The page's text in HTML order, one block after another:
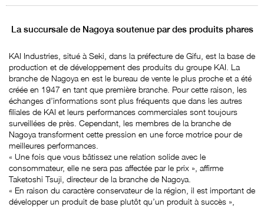
La succursale de Nagoya soutenue par des produits phares
KAI Industries, situé à Seki, dans la préfecture de Gifu, est la base de
production et de développement des produits du groupe KAI. La
branche de Nagoya en est le bureau de vente le plus proche et a été
créée en 1947 en tant que première branche. Pour cette raison, les
échanges d’informations sont plus fréquents que dans les autres
filiales de KAI et leurs performances commerciales sont toujours
surveillées de près. Cependant, les membres de la branche de
Nagoya transforment cette pression en une force motrice pour de
meilleures performances.
« Une fois que vous bâtissez une relation solide avec le
consommateur, elle ne sera pas affectée par le prix », affirme
Taketoshi Tsuji, directeur de la branche de Nagoya.
« En raison du caractère conservateur de la région, il est important de
développer un produit de base plutôt qu’un produit à succès »,